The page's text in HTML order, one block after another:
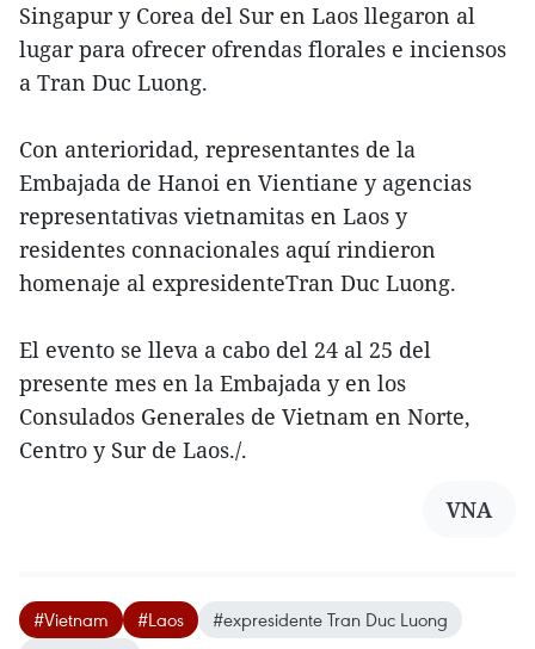
Singapur y Corea del Sur en Laos llegaron al
lugar para ofrecer ofrendas florales e inciensos
a Tran Duc Luong.
Con anterioridad, representantes de la
Embajada de Hanoi en Vientiane y agencias
representativas vietnamitas en Laos y
residentes connacionales aquí rindieron
homenaje al expresidenteTran Duc Luong.
El evento se lleva a cabo del 24 al 25 del
presente mes en la Embajada y en los
Consulados Generales de Vietnam en Norte,
Centro y Sur de Laos./.
VNA
#Vietnam #Laos
#expresidente Tran Duc Luong